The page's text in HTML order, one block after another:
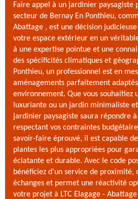
Faire appel à un jardinier paysagiste
secteur de Bernay En Ponthieu,
Abattage , est une décision
votre espace extérieur en un
à une expertise pointue et une
des spécificités climatiques et
Ponthieu, un professionnel est en
aménagements parfaitement
environnement. Que vous souhaitiez
luxuriante ou un jardin minimaliste
jardinier paysagiste saura répondre
respectant vos contraintes
savoir-faire éprouvé, il est capable
plantes les plus appropriées pour
éclatante et durable. Avec le code
bénéficiez d'un service de proximité,
échanges et permet une réactivité
votre projet à LTC Elagage - Abattage